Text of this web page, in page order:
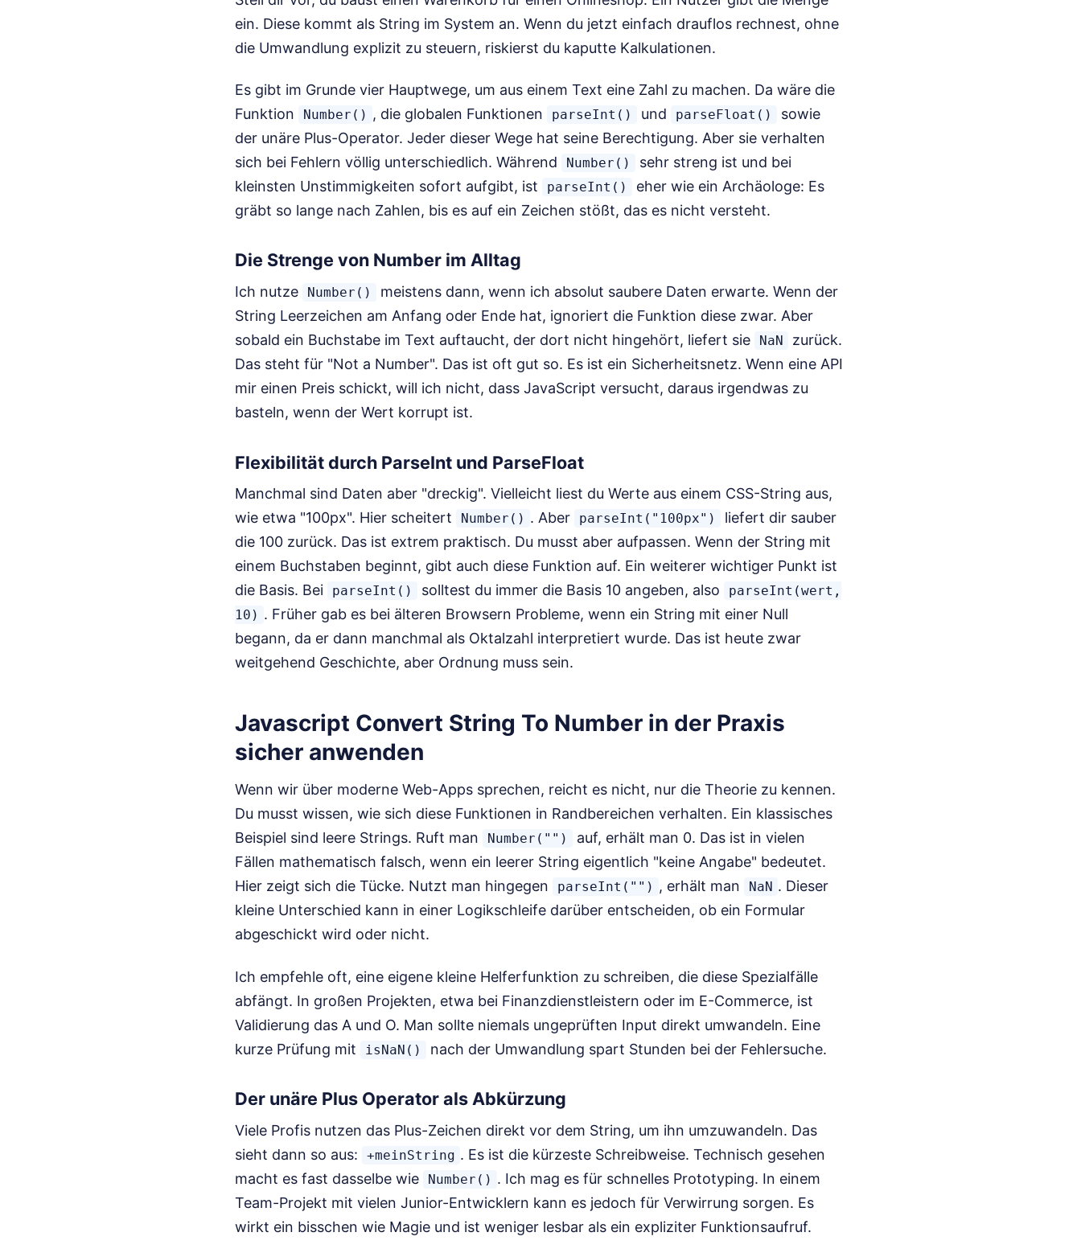
ein. Diese kommt als String im System an. Wenn du jetzt einfach drauflos rechnest, ohne
die Umwandlung explizit zu steuern, riskierst du kaputte Kalkulationen.
Es gibt im Grunde vier Hauptwege, um aus einem Text eine Zahl zu machen. Da wäre die
Funktion
Number() , die globalen Funktionen parseInt() und parseFloat()
sowie
der unäre Plus-Operator. Jeder dieser Wege hat seine Berechtigung. Aber sie verhalten
sich bei Fehlern völlig unterschiedlich. Während
Number()
sehr streng ist und bei
kleinsten Unstimmigkeiten sofort aufgibt, ist
parseInt()
eher wie ein Archäologe: Es
gräbt so lange nach Zahlen, bis es auf ein Zeichen stößt, das es nicht versteht.
Die Strenge von Number im Alltag
Ich nutze Number()
meistens dann, wenn ich absolut saubere Daten erwarte. Wenn der
String Leerzeichen am Anfang oder Ende hat, ignoriert die Funktion diese zwar. Aber
sobald ein Buchstabe im Text auftaucht, der dort nicht hingehört, liefert sie
NaN
zurück.
Das steht für "Not a Number". Das ist oft gut so. Es ist ein Sicherheitsnetz. Wenn eine API
mir einen Preis schickt, will ich nicht, dass JavaScript versucht, daraus irgendwas zu
basteln, wenn der Wert korrupt ist.
Flexibilität durch ParseInt und ParseFloat
Manchmal sind Daten aber "dreckig". Vielleicht liest du Werte aus einem CSS-String aus,
wie etwa "100px". Hier scheitert
Number() . Aber parseInt("100px")
liefert dir sauber
die 100 zurück. Das ist extrem praktisch. Du musst aber aufpassen. Wenn der String mit
einem Buchstaben beginnt, gibt auch diese Funktion auf. Ein weiterer wichtiger Punkt ist
die Basis. Bei
parseInt() solltest du immer die Basis 10 angeben, also
parseInt(wert,
10) . Früher gab es bei älteren Browsern Probleme, wenn ein String mit einer Null
begann, da er dann manchmal als Oktalzahl interpretiert wurde. Das ist heute zwar
weitgehend Geschichte, aber Ordnung muss sein.
Javascript Convert String To Number in der Praxis
sicher anwenden
Wenn wir über moderne Web-Apps sprechen, reicht es nicht, nur die Theorie zu kennen.
Du musst wissen, wie sich diese Funktionen in Randbereichen verhalten. Ein klassisches
Beispiel sind leere Strings. Ruft man
Number("")
auf, erhält man 0. Das ist in vielen
Fällen mathematisch falsch, wenn ein leerer String eigentlich "keine Angabe" bedeutet.
Hier zeigt sich die Tücke. Nutzt man hingegen
parseInt("") , erhält man NaN . Dieser
kleine Unterschied kann in einer Logikschleife darüber entscheiden, ob ein Formular
abgeschickt wird oder nicht.
Ich empfehle oft, eine eigene kleine Helferfunktion zu schreiben, die diese Spezialfälle
abfängt. In großen Projekten, etwa bei Finanzdienstleistern oder im E-Commerce, ist
Validierung das A und O. Man sollte niemals ungeprüften Input direkt umwandeln. Eine
kurze Prüfung mit
isNaN() nach der Umwandlung spart Stunden bei der Fehlersuche.
Der unäre Plus Operator als Abkürzung
Viele Profis nutzen das Plus-Zeichen direkt vor dem String, um ihn umzuwandeln. Das
sieht dann so aus:
+meinString . Es ist die kürzeste Schreibweise. Technisch gesehen
macht es fast dasselbe wie
Number() . Ich mag es für schnelles Prototyping. In einem
Team-Projekt mit vielen Junior-Entwicklern kann es jedoch für Verwirrung sorgen. Es
wirkt ein bisschen wie Magie und ist weniger lesbar als ein expliziter Funktionsaufruf.